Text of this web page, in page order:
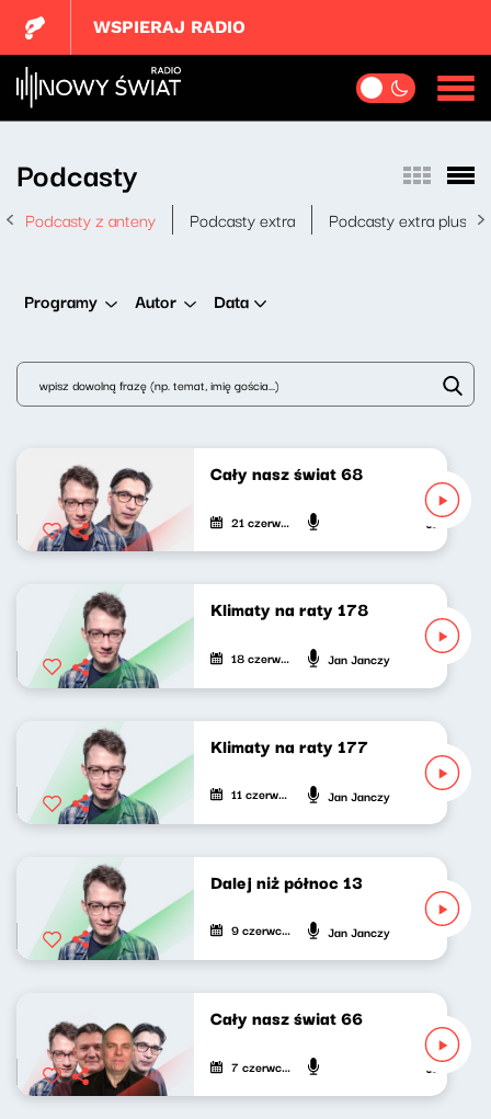
WSPIERAJ RADIO
Podcasty
Podcasty z anteny Podcasty extra Podcasty extra plus
Programy Autor Data
Cały nasz świat 68
21 czerwca 2024 Jan
Klimaty na raty 178
18 czerwca 2024 Jan Janczy
Klimaty na raty 177
11 czerwca 2024 Jan Janczy
Dalej niż północ 13
9 czerwca 2024 Jan Janczy
Cały nasz świat 66
7 czerwca 2024 Jan